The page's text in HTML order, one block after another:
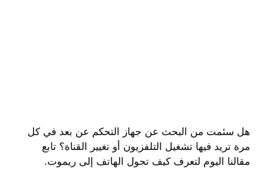
هل سئمت من البحث عن جهاز التحكم عن بعد في كل
مرة تريد فيها تشغيل التلفزيون أو تغيير القناة؟ تابع
مقالنا اليوم لتعرف كيف تحول الهاتف إلى ريموت.